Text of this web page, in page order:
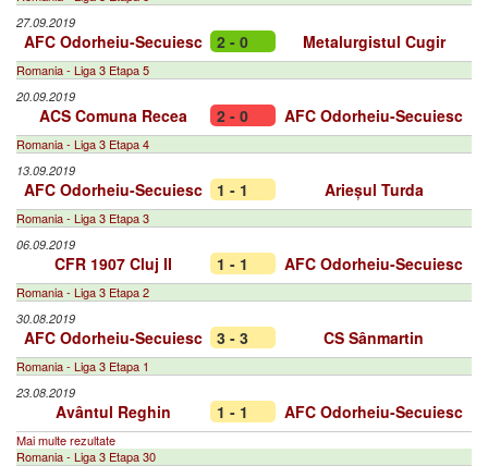
27.09.2019
AFC Odorheiu-Secuiesc 2 - 0 Metalurgistul Cugir
Romania - Liga 3 Etapa 5
20.09.2019
ACS Comuna Recea 2 - 0 AFC Odorheiu-Secuiesc
Romania - Liga 3 Etapa 4
13.09.2019
AFC Odorheiu-Secuiesc 1 - 1 Arieșul Turda
Romania - Liga 3 Etapa 3
06.09.2019
CFR 1907 Cluj II 1 - 1 AFC Odorheiu-Secuiesc
Romania - Liga 3 Etapa 2
30.08.2019
AFC Odorheiu-Secuiesc 3 - 3 CS Sânmartin
Romania - Liga 3 Etapa 1
23.08.2019
Avântul Reghin 1 - 1 AFC Odorheiu-Secuiesc
Mai multe rezultate
Romania - Liga 3 Etapa 30